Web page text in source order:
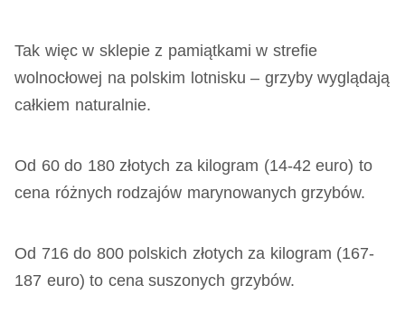
Tak więc w sklepie z pamiątkami w strefie
wolnocłowej na polskim lotnisku – grzyby wyglądają
całkiem naturalnie.
Od 60 do 180 złotych za kilogram (14-42 euro) to
cena różnych rodzajów marynowanych grzybów.
Od 716 do 800 polskich złotych za kilogram (167-
187 euro) to cena suszonych grzybów.